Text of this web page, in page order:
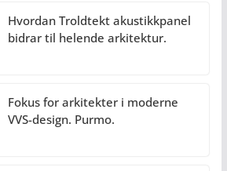
Hvordan Troldtekt akustikkpanel
bidrar til helende arkitektur.
Fokus for arkitekter i moderne
VVS-design. Purmo.